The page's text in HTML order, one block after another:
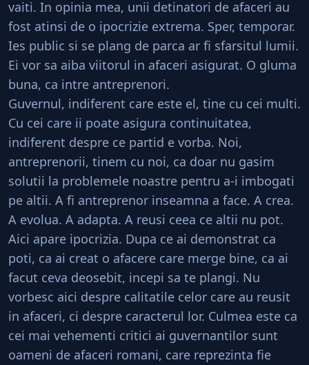
vaiti. In opinia mea, unii detinatori de afaceri au
fost atinsi de o ipocrizie extrema. Sper, temporar.
Ies public si se plang de parca ar fi sfarsitul lumii.
Ei vor sa aiba viitorul in afaceri asigurat. O gluma
buna, ca intre antreprenori.
Guvernul, indiferent care este el, tine cu cei multi.
Cu cei care ii poate asigura continuitatea,
indiferent despre ce partid e vorba. Noi,
antreprenorii, tinem cu noi, ca doar nu gasim
solutii la problemele noastre pentru a-i imbogati
pe altii. A fi antreprenor inseamna a face. A crea.
A evolua. A adapta. A reusi ceea ce altii nu pot.
Aici apare ipocrizia. Dupa ce ai demonstrat ca
poti, ca ai creat o afacere care merge bine, ca ai
facut ceva deosebit, incepi sa te plangi. Nu
vorbesc aici despre calitatile celor care au reusit
in afaceri, ci despre caracterul lor. Culmea este ca
cei mai vehementi critici ai guvernantilor sunt
oameni de afaceri romani, care reprezinta fie